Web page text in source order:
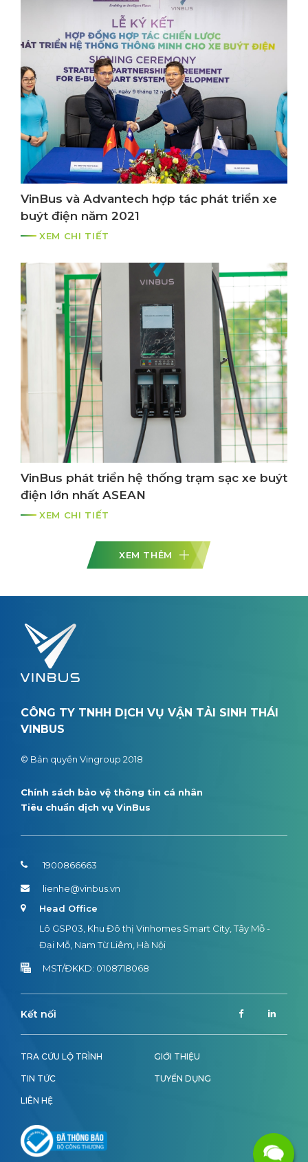
VinBus và Advantech hợp tác phát triển xe
buýt điện năm 2021
XEM CHI TIẾT
VinBus phát triển hệ thống trạm sạc xe buýt
điện lớn nhất ASEAN
XEM CHI TIẾT
XEM THÊM
CÔNG TY TNHH DỊCH VỤ VẬN TẢI SINH THÁI
VINBUS
© Bản quyền Vingroup 2018
Chính sách bảo vệ thông tin cá nhân
Tiêu chuẩn dịch vụ VinBus
TRA CỨU LỘ TRÌNH GIỚI THIỆU
TIN TỨC TUYỂN DỤNG
LIÊN HỆ
1900866663
lienhe@vinbus.vn
Head Office
Lô GSP03, Khu Đô thị Vinhomes Smart City, Tây Mỗ -
Đại Mỗ, Nam Từ Liêm, Hà Nội
MST/ĐKKD: 0108718068
Kết nối